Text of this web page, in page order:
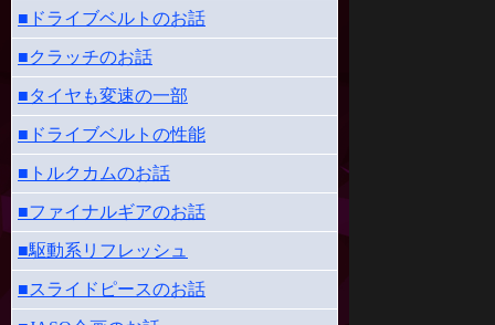
■ドライブベルトのお話
■クラッチのお話
■タイヤも変速の一部
■ドライブベルトの性能
■トルクカムのお話
■ファイナルギアのお話
■駆動系リフレッシュ
■スライドピースのお話